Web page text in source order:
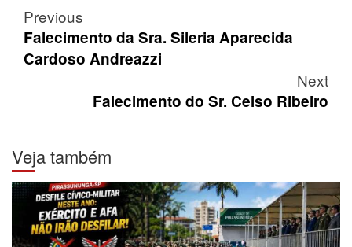
Post
navigation
Previous
Falecimento da Sra. Sileria Aparecida
Cardoso Andreazzi
Next
Falecimento do Sr. Celso Ribeiro
Veja também